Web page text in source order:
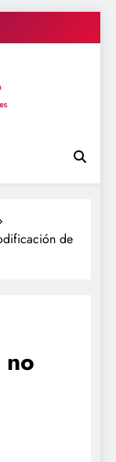
de
no